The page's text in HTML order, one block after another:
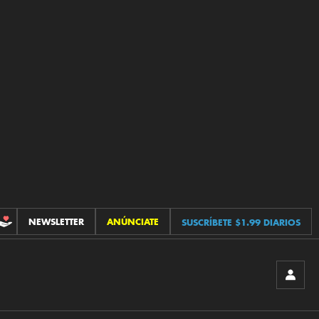
CONTRIBUCIONES
NEWSLETTER ANÚNCIATE SUSCRÍBETE $1.99 DIARIOS